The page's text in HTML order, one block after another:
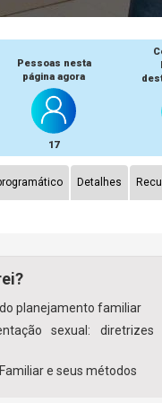
Pessoas nesta
página agora
17
Detalhes
planejamento familiar
sexual: diretrizes
e seus métodos